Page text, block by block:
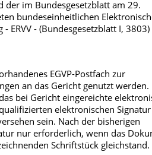
der im Bundesgesetzblatt am 29.
bundeseinheitlichen
ERVV - (Bundesgesetzblatt I, 3803)
EGVP-Postfach zur
an das Gericht genutzt werden.
bei Gericht eingereichte
elektronischen
sein. Nach der bisherigen
nur erforderlich, wenn das
Schriftstück gleichstand.